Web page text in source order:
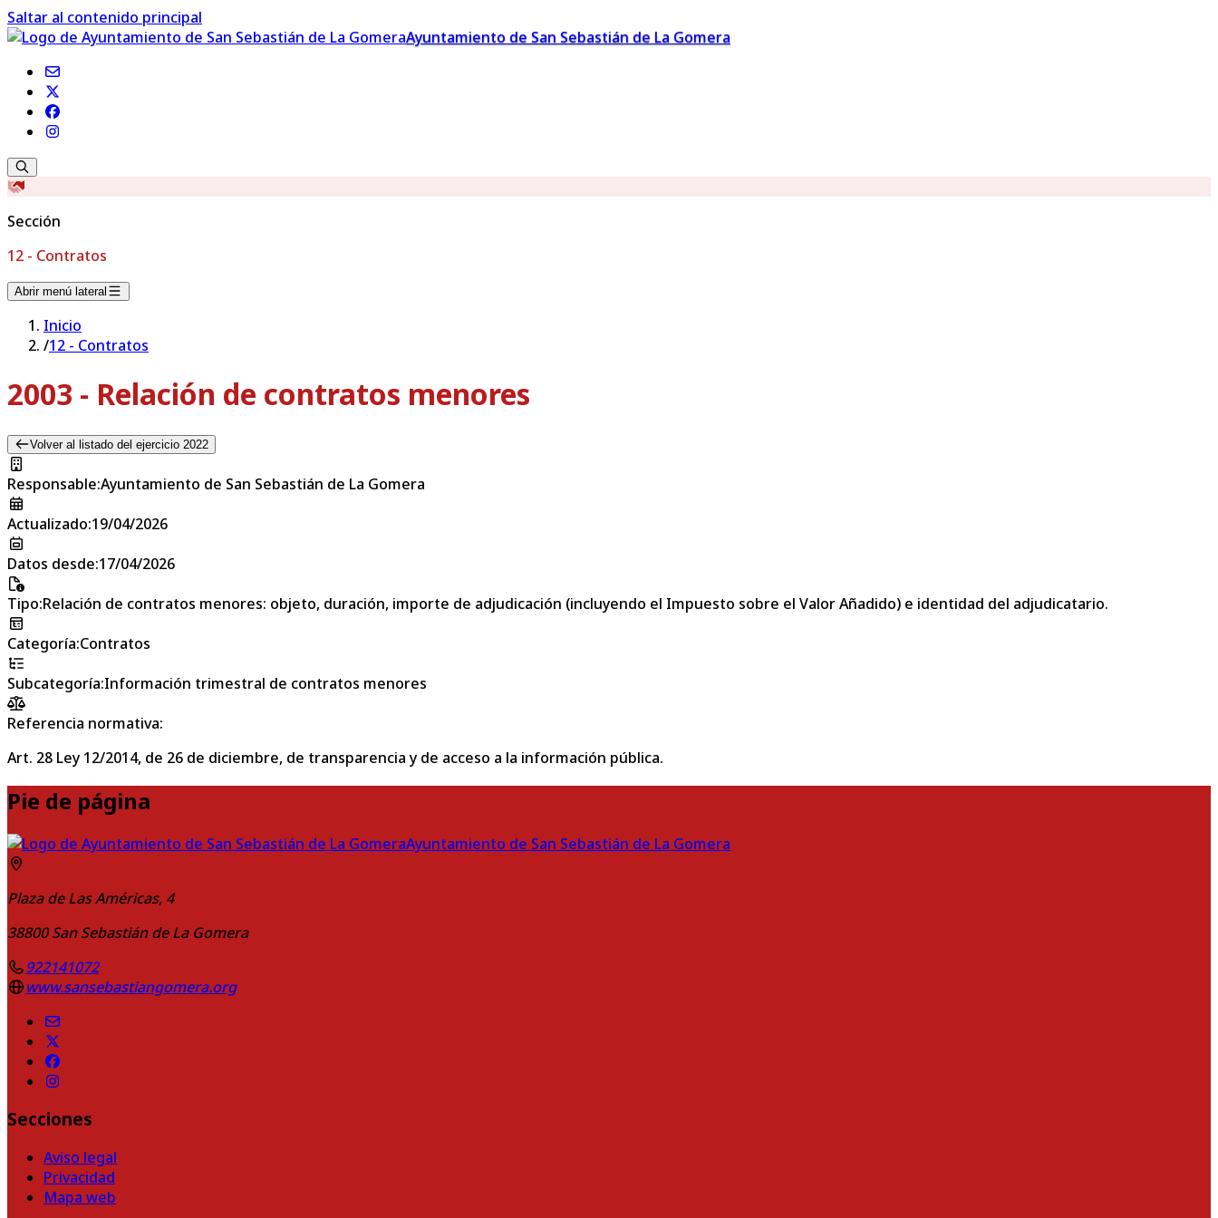
Saltar al contenido principal
Ayuntamiento de San Sebastián de La Gomera
Sección
12 - Contratos
Abrir menú lateral
Inicio
/12 - Contratos
2003 - Relación de contratos menores
Volver al listado del ejercicio 2022
Responsable:Ayuntamiento de San Sebastián de La Gomera
Actualizado:19/04/2026
Datos desde:17/04/2026
Tipo:Relación de contratos menores: objeto, duración, importe de adjudicación (incluyendo el Impuesto sobre el Valor Añadido) e identidad del adjudicatario.
Categoría:Contratos
Subcategoría:Información trimestral de contratos menores
Referencia normativa:
Art. 28 Ley 12/2014, de 26 de diciembre, de transparencia y de acceso a la información pública.
Pie de página
Ayuntamiento de San Sebastián de La Gomera
Plaza de Las Américas, 4
38800 San Sebastián de La Gomera
922141072
www.sansebastiangomera.org
Secciones
Aviso legal
Privacidad
Mapa web